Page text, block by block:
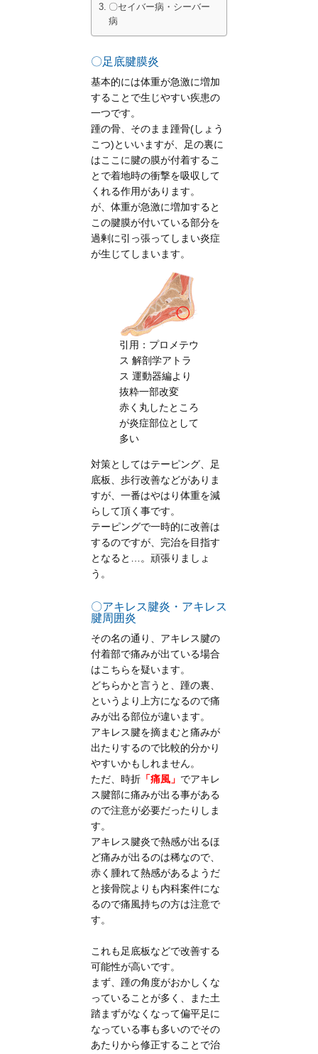
〇セイバー病・シーバー
病
〇足底腱膜炎
基本的には体重が急激に増加
することで生じやすい疾患の
一つです。
踵の骨、そのまま踵骨(しょう
こつ)といいますが、足の裏に
はここに腱の膜が付着するこ
とで着地時の衝撃を吸収して
くれる作用があります。
が、体重が急激に増加すると
この腱膜が付いている部分を
過剰に引っ張ってしまい炎症
が生じてしまいます。
引用：プロメテウ
ス 解剖学アトラ
ス 運動器編より
抜粋一部改変
赤く丸したところ
が炎症部位として
多い
対策としてはテーピング、足
底板、歩行改善などがありま
すが、一番はやはり体重を減
らして頂く事です。
テーピングで一時的に改善は
するのですが、完治を目指す
となると…。頑張りましょ
う。
〇アキレス腱炎・アキレス
腱周囲炎
その名の通り、アキレス腱の
付着部で痛みが出ている場合
はこちらを疑います。
どちらかと言うと、踵の裏、
というより上方になるので痛
みが出る部位が違います。
アキレス腱を摘まむと痛みが
出たりするので比較的分かり
やすいかもしれません。
ただ、時折 「痛風」 でアキレ
ス腱部に痛みが出る事がある
ので注意が必要だったりしま
す。
アキレス腱炎で熱感が出るほ
ど痛みが出るのは稀なので、
赤く腫れて熱感があるようだ
と接骨院よりも内科案件にな
るので痛風持ちの方は注意で
す。
これも足底板などで改善する
可能性が高いです。
まず、踵の角度がおかしくな
っていることが多く、また土
踏まずがなくなって偏平足に
なっている事も多いのでその
あたりから修正することで治